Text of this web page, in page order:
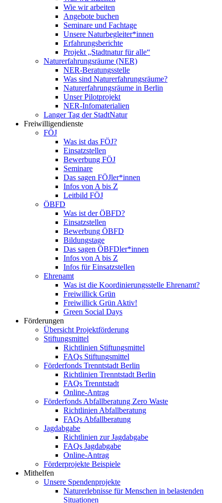
Wie wir arbeiten
Angebote buchen
Seminare und Fachtage
Unsere Naturbegleiter*innen
Erfahrungsberichte
Projekt „Stadtnatur für alle“
Naturerfahrungsräume (NER)
NER-Beratungsstelle
Was sind Naturerfahrungsräume?
Naturerfahrungsräume in Berlin
Unser Pilotprojekt
NER-Infomaterialien
Langer Tag der StadtNatur
Freiwilligendienste
FÖJ
Was ist das FÖJ?
Einsatzstellen
Bewerbung FÖJ
Seminare
Das sagen FÖJler*innen
Infos von A bis Z
Leitbild FÖJ
ÖBFD
Was ist der ÖBFD?
Einsatzstellen
Bewerbung ÖBFD
Bildungstage
Das sagen ÖBFDler*innen
Infos von A bis Z
Infos für Einsatzstellen
Ehrenamt
Was ist die Koordinierungsstelle Ehrenamt?
Freiwillick Grün
Freiwillick Grün Aktiv!
Green Social Days
Förderungen
Übersicht Projektförderung
Stiftungsmittel
Richtlinien Stiftungsmittel
FAQs Stiftungsmittel
Förderfonds Trenntstadt Berlin
Richtlinien Trenntstadt Berlin
FAQs Trenntstadt
Online-Antrag
Förderfonds Abfallberatung Zero Waste
Richtlinien Abfallberatung
FAQs Abfallberatung
Jagdabgabe
Richtlinien zur Jagdabgabe
FAQs Jagdabgabe
Online-Antrag
Förderprojekte Beispiele
Mithelfen
Unsere Spendenprojekte
Naturerlebnisse für Menschen in belastenden
Situationen